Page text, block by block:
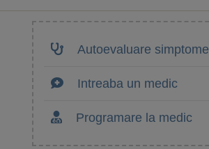
Autoevaluare simptome
Intreaba un medic
Programare la medic